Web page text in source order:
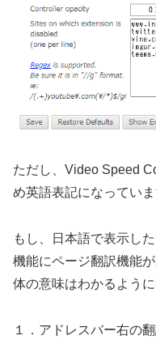
ただし、Video Speed
め英語表記になっていま
もし、日本語で表示し
機能にページ翻訳機能
体の意味はわかるよう
１．アドレスバー右の